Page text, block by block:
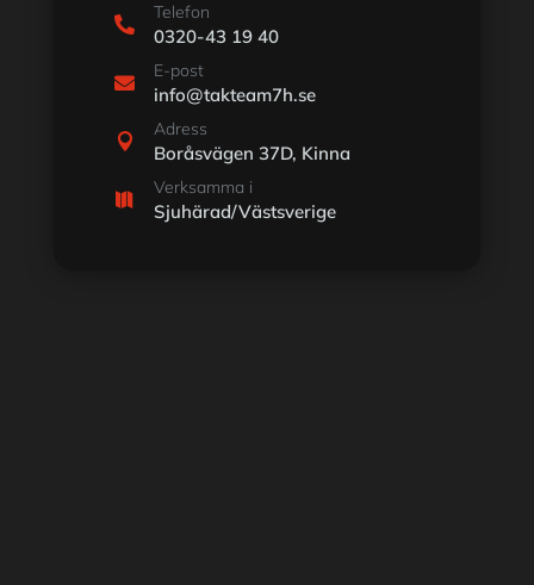

Telefon
0320-43 19 40

E-post
info@takteam7h.se

Adress
Boråsvägen 37D, Kinna

Verksamma i
Sjuhärad/Västsverige